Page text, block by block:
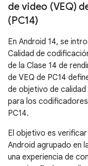
de video (VEQ)
(PC14)
En Android 14, se
Calidad de
de la Clase 14 de
de VEQ de PC14
de objetivo de
para los
PC14.
El objetivo es
Android agrupado en
una experiencia de